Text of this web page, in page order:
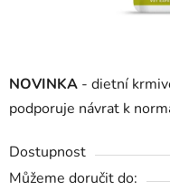
NOVINKA - dietní
podporuje návrat k
Dostupnost
Můžeme doručit do: